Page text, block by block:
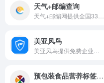
天气+邮编查询
美亚风鸟
预包装食品营养标签数据查询系统